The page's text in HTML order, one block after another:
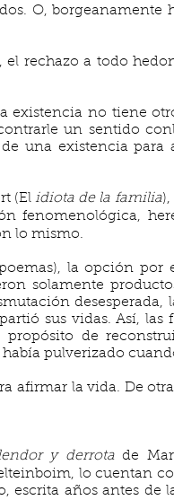
O, borgeanamente
el rechazo a todo
existencia no tiene
un sentido
una existencia para
(Elidiota de la familia),
fenomenológica,
lo mismo.
la opción por
solamente
desesperada,
sus vidas. Así, las
de
pulverizado
afirmar la vida. De
y derrotade
lo cuentan
escrita años antes de